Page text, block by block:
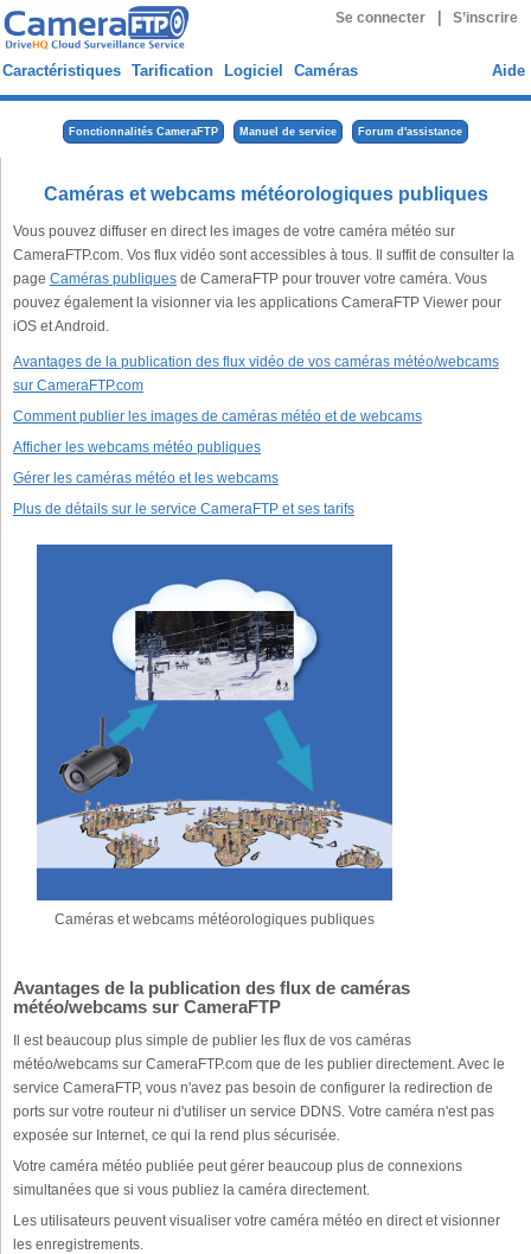
Se connecter S’inscrire
Caractéristiques Tarification Logiciel Caméras Aide
Fonctionnalités CameraFTP Manuel de service Forum d'assistance
Caméras et webcams météorologiques publiques
Vous pouvez diffuser en direct les images de votre caméra météo sur
CameraFTP.com. Vos flux vidéo sont accessibles à tous. Il suffit de consulter la
page Caméras publiques de CameraFTP pour trouver votre caméra. Vous
pouvez également la visionner via les applications CameraFTP Viewer pour
iOS et Android.
Avantages de la publication des flux vidéo de vos caméras météo/webcams
sur CameraFTP.com
Comment publier les images de caméras météo et de webcams
Afficher les webcams météo publiques
Gérer les caméras météo et les webcams
Plus de détails sur le service CameraFTP et ses tarifs
Caméras et webcams météorologiques publiques
Avantages de la publication des flux de caméras
météo/webcams sur CameraFTP
Il est beaucoup plus simple de publier les flux de vos caméras
météo/webcams sur CameraFTP.com que de les publier directement. Avec le
service CameraFTP, vous n'avez pas besoin de configurer la redirection de
ports sur votre routeur ni d'utiliser un service DDNS. Votre caméra n'est pas
exposée sur Internet, ce qui la rend plus sécurisée.
Votre caméra météo publiée peut gérer beaucoup plus de connexions
simultanées que si vous publiez la caméra directement.
Les utilisateurs peuvent visualiser votre caméra météo en direct et visionner
les enregistrements.